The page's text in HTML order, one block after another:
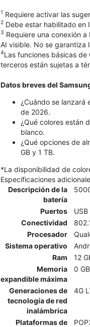
1 Requiere activar las
2 Debe estar habilitado en
3 Requiere una conexión
AI visible. No se garantiza
4Las funciones básicas
terceros están sujetas a
Datos breves del
¿Cuándo se lanzará
de 2026.
¿Qué colores están
blanco.
¿Qué opciones de
GB y 1 TB.
*La disponibilidad de
Especificaciones
Descripción de la
batería
Puertos
Conectividad
Procesador
Sistema operativo
Ram
12
Memoria
expandible máxima
0 GB
Generaciones de
tecnología de red
inalámbrica
4G
Plataformas de